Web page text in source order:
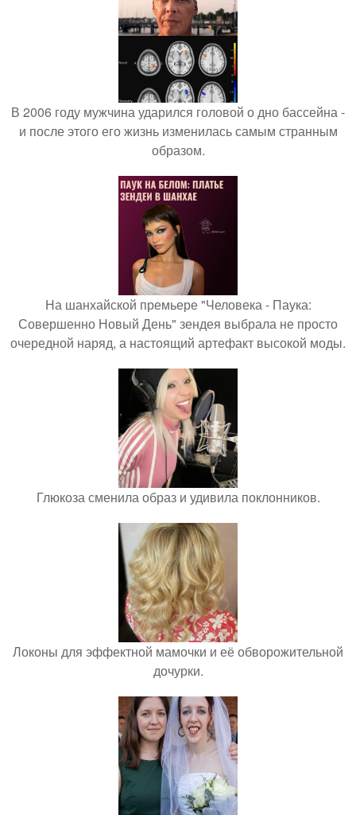
В 2006 году мужчина ударился головой о дно бассейна -
и после этого его жизнь изменилась самым странным
образом.
На шанхайской премьере "Человека - Паука:
Совершенно Новый День" зендея выбрала не просто
очередной наряд, а настоящий артефакт высокой моды.
Глюкоза сменила образ и удивила поклонников.
Локоны для эффектной мамочки и её обворожительной
дочурки.